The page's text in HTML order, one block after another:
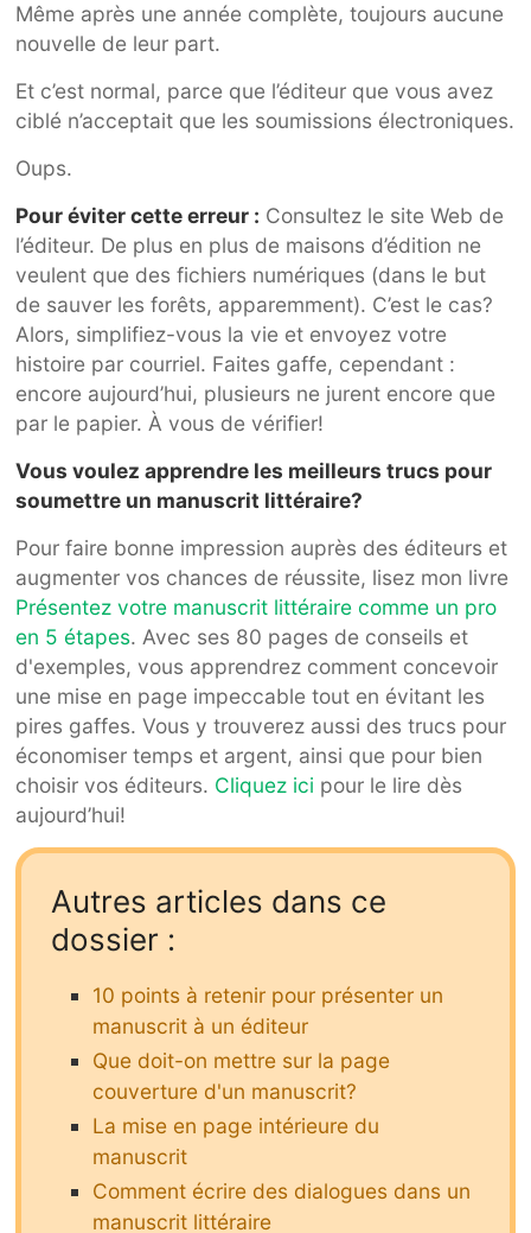
Même après une année complète, toujours aucune
nouvelle de leur part.
Et c’est normal, parce que l’éditeur que vous avez
ciblé n’acceptait que les soumissions électroniques.
Oups.
Pour éviter cette erreur : Consultez le site Web de
l’éditeur. De plus en plus de maisons d’édition ne
veulent que des fichiers numériques (dans le but
de sauver les forêts, apparemment). C’est le cas?
Alors, simplifiez-vous la vie et envoyez votre
histoire par courriel. Faites gaffe, cependant :
encore aujourd’hui, plusieurs ne jurent encore que
par le papier. À vous de vérifier!
Vous voulez apprendre les meilleurs trucs pour
soumettre un manuscrit littéraire?
Pour faire bonne impression auprès des éditeurs et
augmenter vos chances de réussite, lisez mon livre
Présentez votre manuscrit littéraire comme un pro
en 5 étapes. Avec ses 80 pages de conseils et
d'exemples, vous apprendrez comment concevoir
une mise en page impeccable tout en évitant les
pires gaffes. Vous y trouverez aussi des trucs pour
économiser temps et argent, ainsi que pour bien
choisir vos éditeurs. Cliquez ici pour le lire dès
aujourd’hui!
Autres articles dans ce
dossier :
10 points à retenir pour présenter un
manuscrit à un éditeur
Que doit-on mettre sur la page
couverture d'un manuscrit?
La mise en page intérieure du
manuscrit
Comment écrire des dialogues dans un
manuscrit littéraire